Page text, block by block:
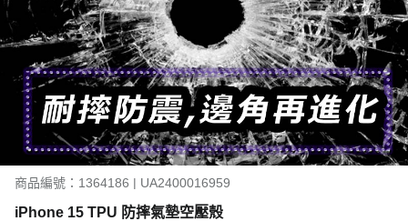
商品編號：1364186 | UA2400016959
iPhone 15 TPU 防摔氣墊空壓殼